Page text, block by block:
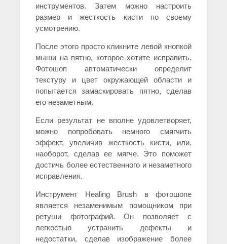
инструментов. Затем можно настроить
размер и жесткость кисти по своему
усмотрению.
После этого просто кликните левой кнопкой
мыши на пятно, которое хотите исправить.
Фотошоп автоматически определит
текстуру и цвет окружающей области и
попытается замаскировать пятно, сделав
его незаметным.
Если результат не вполне удовлетворяет,
можно попробовать немного смягчить
эффект, увеличив жесткость кисти, или,
наоборот, сделав ее мягче. Это поможет
достичь более естественного и незаметного
исправления.
Инструмент Healing Brush в фотошопе
является незаменимым помощником при
ретуши фотографий. Он позволяет с
легкостью устранить дефекты и
недостатки, сделав изображение более